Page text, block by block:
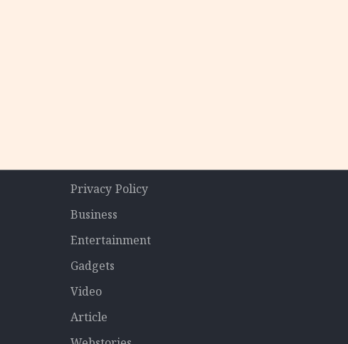
Privacy Policy
Business
Entertainment
Gadgets
Video
Article